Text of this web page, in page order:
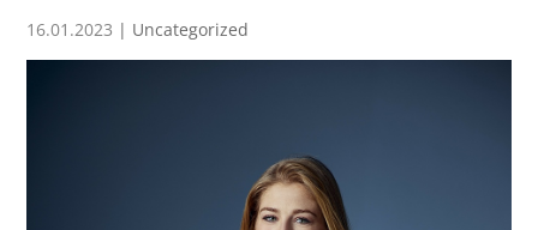
16.01.2023 | Uncategorized